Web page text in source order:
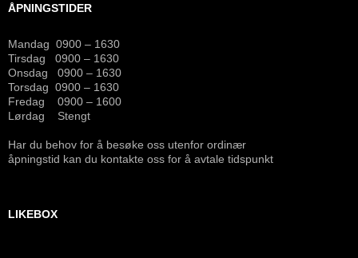
ÅPNINGSTIDER
Mandag 0900 – 1630
Tirsdag 0900 – 1630
Onsdag 0900 – 1630
Torsdag 0900 – 1630
Fredag 0900 – 1600
Lørdag Stengt
Har du behov for å besøke oss utenfor ordinær
åpningstid kan du kontakte oss for å avtale tidspunkt
LIKEBOX